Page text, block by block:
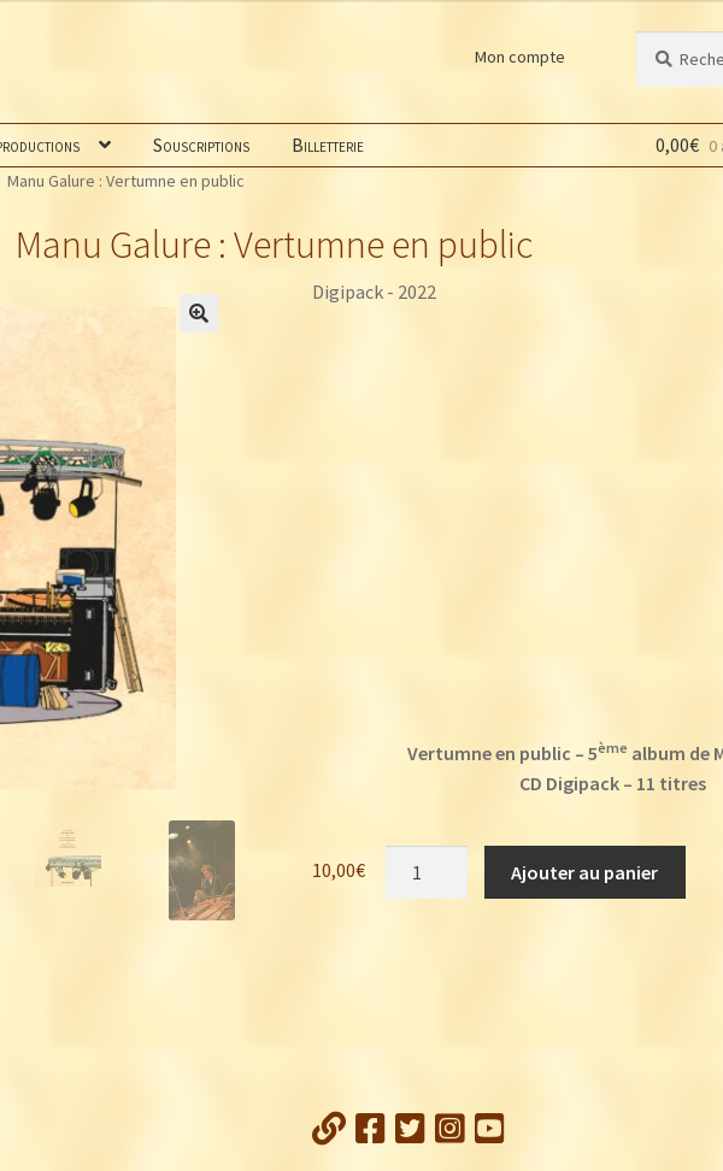
Mon compte
pour :
Souscriptions Billetterie 0,00€ 0
Manu Galure : Vertumne en public
Manu Galure : Vertumne en public
Digipack - 2022
Vertumne en public – 5ème album de
CD Digipack – 11 titres
10,00€ Ajouter au panier